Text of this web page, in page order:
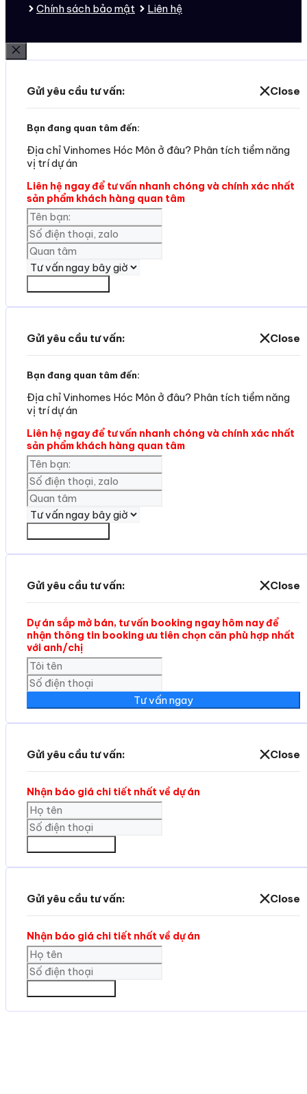
Chính sách bảo mật Liên hệ
Đóng
Gửi yêu cầu tư vấn: Close
Bạn đang quan tâm đến:
Địa chỉ Vinhomes Hóc Môn ở đâu? Phân tích tiềm năng
vị trí dự án
Liên hệ ngay để tư vấn nhanh chóng và chính xác nhất
sản phẩm khách hàng quan tâm
Gửi yêu cầu tư vấn: Close
Bạn đang quan tâm đến:
Địa chỉ Vinhomes Hóc Môn ở đâu? Phân tích tiềm năng
vị trí dự án
Liên hệ ngay để tư vấn nhanh chóng và chính xác nhất
sản phẩm khách hàng quan tâm
Gửi yêu cầu tư vấn: Close
Dự án sắp mở bán, tư vấn booking ngay hôm nay để
nhận thông tin booking ưu tiên chọn căn phù hợp nhất
với anh/chị
Tư vấn ngay
Gửi yêu cầu tư vấn: Close
Nhận báo giá chi tiết nhất về dự án
Gửi yêu cầu tư vấn: Close
Nhận báo giá chi tiết nhất về dự án